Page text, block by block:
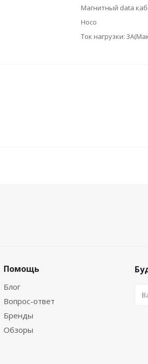
Магнитный data
Hoco
Ток нагрузки:
Помощь
Блог
Вопрос-ответ
Бренды
Обзоры